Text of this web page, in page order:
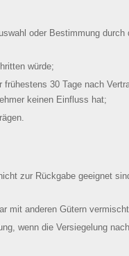
oder Bestimmung durch
würde;
30 Tage nach
keinen Einfluss hat;
zur Rückgabe geeignet
mit anderen Gütern
wenn die Versiegelung